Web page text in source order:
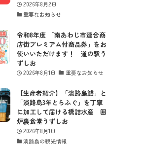
2026年8月2日
重要なお知らせ
令和8年度 「南あわじ市連合商
店街プレミアム付商品券」をお
使いいただけます！ 道の駅う
ずしお
2026年8月1日 重要なお知らせ
【生産者紹介】「淡路島鱧」と
「淡路島3年とらふぐ」を丁寧
に加工して届ける橋詰水産 囲
炉裏食堂うずしお
2026年8月1日
淡路島の観光情報